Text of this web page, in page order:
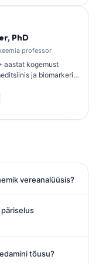
PhD
professor
aastat kogemust
ja biomarkerite
kliinilise keemia seltsi
diagnostiliste
vereanalüüsis?
päriselus
tõusu?